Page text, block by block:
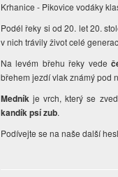
Krhanice - Pikovice vodáky
Podél řeky si od 20. let 20.
v nich trávily život celé
Na levém břehu řeky vede
břehem jezdí vlak známý pod
Medník je vrch, který se
kandík psí zub.
Podívejte se na naše další